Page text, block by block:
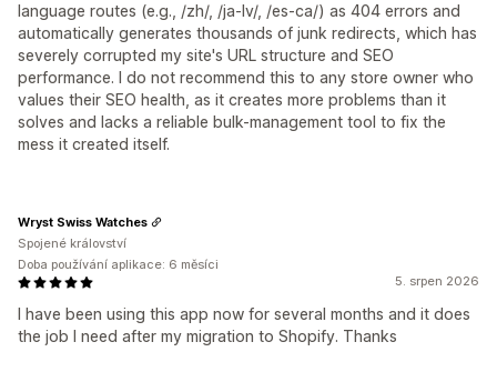
language routes (e.g., /zh/, /ja-lv/, /es-ca/) as 404 errors and
automatically generates thousands of junk redirects, which has
severely corrupted my site's URL structure and SEO
performance. I do not recommend this to any store owner who
values their SEO health, as it creates more problems than it
solves and lacks a reliable bulk-management tool to fix the
mess it created itself.
5. srpen 2026
I have been using this app now for several months and it does
the job I need after my migration to Shopify. Thanks
Wryst Swiss Watches
Spojené království
Doba používání aplikace: 6 měsíci